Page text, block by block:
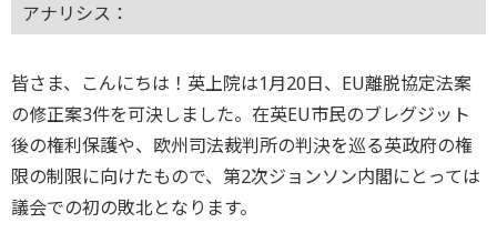
アナリシス：
皆さま、こんにちは！英上院は1月20日、EU離脱協定法案
の修正案3件を可決しました。在英EU市民のブレグジット
後の権利保護や、欧州司法裁判所の判決を巡る英政府の権
限の制限に向けたもので、第2次ジョンソン内閣にとっては
議会での初の敗北となります。